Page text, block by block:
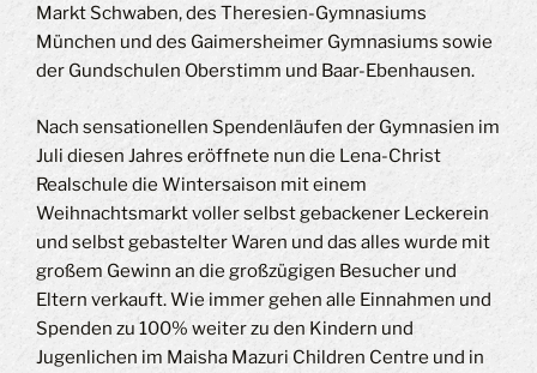
Markt Schwaben, des Theresien-Gymnasiums
München und des Gaimersheimer Gymnasiums sowie
der Gundschulen Oberstimm und Baar-Ebenhausen.
Nach sensationellen Spendenläufen der Gymnasien im
Juli diesen Jahres eröffnete nun die Lena-Christ
Realschule die Wintersaison mit einem
Weihnachtsmarkt voller selbst gebackener Leckerein
und selbst gebastelter Waren und das alles wurde mit
großem Gewinn an die großzügigen Besucher und
Eltern verkauft. Wie immer gehen alle Einnahmen und
Spenden zu 100% weiter zu den Kindern und
Jugenlichen im Maisha Mazuri Children Centre und in